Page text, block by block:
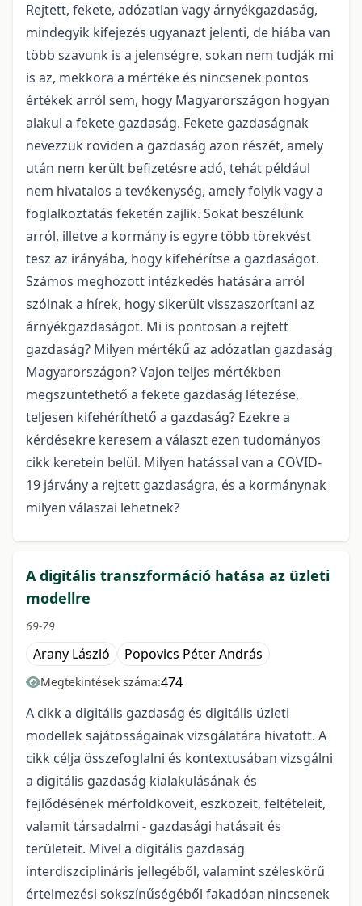
Rejtett, fekete, adózatlan vagy árnyékgazdaság,
mindegyik kifejezés ugyanazt jelenti, de hiába van
több szavunk is a jelenségre, sokan nem tudják mi
is az, mekkora a mértéke és nincsenek pontos
értékek arról sem, hogy Magyarországon hogyan
alakul a fekete gazdaság. Fekete gazdaságnak
nevezzük röviden a gazdaság azon részét, amely
után nem került befizetésre adó, tehát például
nem hivatalos a tevékenység, amely folyik vagy a
foglalkoztatás feketén zajlik. Sokat beszélünk
arról, illetve a kormány is egyre több törekvést
tesz az irányába, hogy kifehérítse a gazdaságot.
Számos meghozott intézkedés hatására arról
szólnak a hírek, hogy sikerült visszaszorítani az
árnyékgazdaságot. Mi is pontosan a rejtett
gazdaság? Milyen mértékű az adózatlan gazdaság
Magyarországon? Vajon teljes mértékben
megszüntethető a fekete gazdaság létezése,
teljesen kifehéríthető a gazdaság? Ezekre a
kérdésekre keresem a választ ezen tudományos
cikk keretein belül. Milyen hatással van a COVID-
19 járvány a rejtett gazdaságra, és a kormánynak
milyen válaszai lehetnek?
A digitális transzformáció hatása az üzleti
modellre
69-79
Arany László Popovics Péter András
Megtekintések száma:474
A cikk a digitális gazdaság és digitális üzleti
modellek sajátosságainak vizsgálatára hivatott. A
cikk célja összefoglalni és kontextusában vizsgálni
a digitális gazdaság kialakulásának és
fejlődésének mérföldköveit, eszközeit, feltételeit,
valamit társadalmi - gazdasági hatásait és
területeit. Mivel a digitális gazdaság
interdiszciplináris jellegéből, valamint széleskörű
értelmezési sokszínűségéből fakadóan nincsenek